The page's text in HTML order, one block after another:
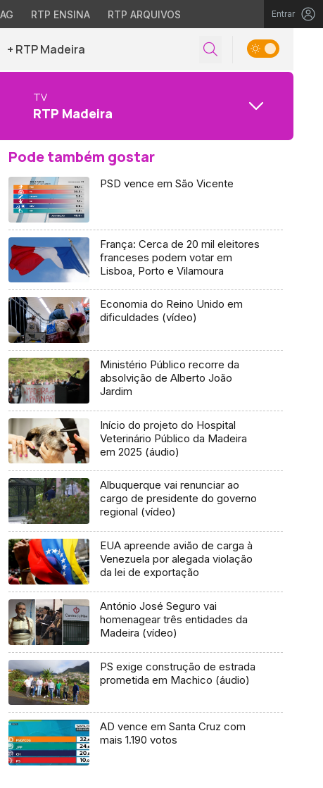
RTP ENSINA RTP ARQUIVOS Entrar
+ RTP Madeira
TV
RTP Madeira
Pode também gostar
PSD vence em São Vicente
França: Cerca de 20 mil eleitores
franceses podem votar em
Lisboa, Porto e Vilamoura
Economia do Reino Unido em
dificuldades (vídeo)
Ministério Público recorre da
absolvição de Alberto João
Jardim
Início do projeto do Hospital
Veterinário Público da Madeira
em 2025 (áudio)
Albuquerque vai renunciar ao
cargo de presidente do governo
regional (vídeo)
EUA apreende avião de carga à
Venezuela por alegada violação
da lei de exportação
António José Seguro vai
homenagear três entidades da
Madeira (vídeo)
PS exige construção de estrada
prometida em Machico (áudio)
AD vence em Santa Cruz com
mais 1.190 votos